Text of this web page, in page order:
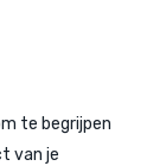
te begrijpen
van je